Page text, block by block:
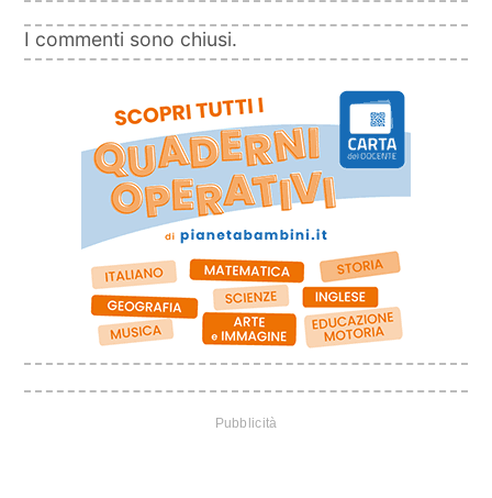
I commenti sono chiusi.